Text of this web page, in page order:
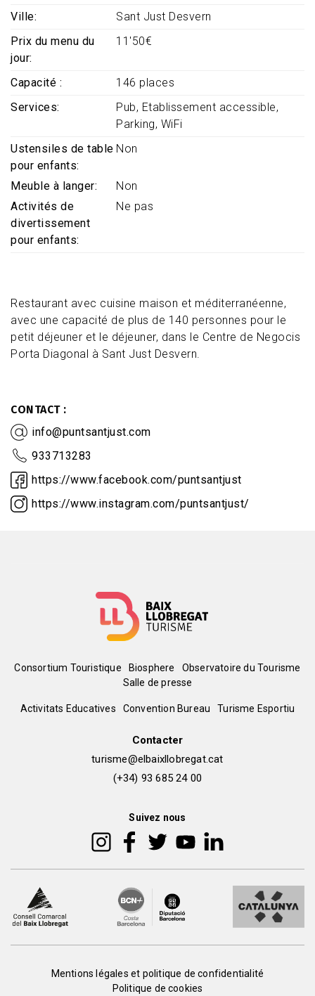
Restaurant avec cuisine maison et méditerranéenne,
avec une capacité de plus de 140 personnes pour le
petit déjeuner et le déjeuner, dans le Centre de Negocis
Porta Diagonal à Sant Just Desvern.
CONTACT
info@puntsantjust.com
933713283
https://www.facebook.com/puntsantjust
https://www.instagram.com/puntsantjust/
Ville
Sant Just Desvern
Prix ​​du menu du
jour
11'50€
Capacité
146 places
Services
Pub
Etablissement accessible
Parking WiFi
Ustensiles de table
pour enfants
Non
Meuble à langer
Non
Activités de
divertissement
pour enfants
Ne pas
Menú
del
Consortium Touristique Biosphere
Observatoire du Tourisme
Salle de presse
Peu
Activitats Educatives Convention Bureau Turisme Esportiu
Contacter
turisme@elbaixllobregat.cat
(+34) 93 685 24 00
Suivez nous
PeuMentions légales et politique de confidentialité
Politique de cookies